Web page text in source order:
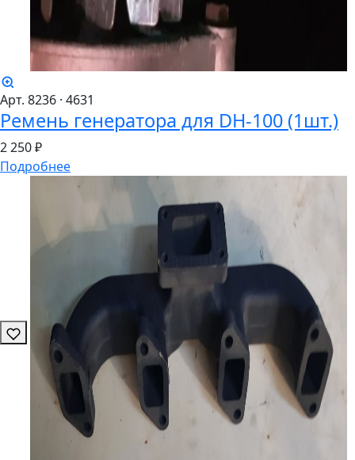
Арт. 8236 · 4631
Ремень генератора для DH-100 (1шт.)
2250 ₽
Подробнее